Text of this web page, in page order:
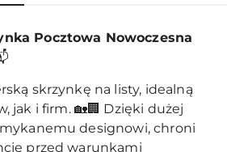
Pocztowa Nowoczesna
skrzynkę na listy, idealną
jak i firm. 🏡🏢 Dzięki dużej
designowi, chroni
przed warunkami